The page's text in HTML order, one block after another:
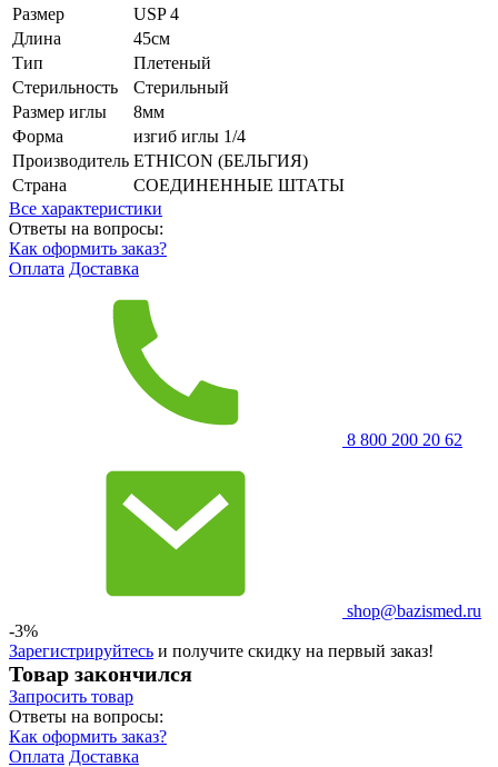
Размер
USP 4
Длина
45см
Тип
Плетеный
Стерильность
Стерильный
Размер иглы
8мм
Форма
изгиб иглы 1/4
Производитель ETHICON (БЕЛЬГИЯ)
Страна
СОЕДИНЕННЫЕ ШТАТЫ
Все характеристики
Ответы на вопросы:
Как оформить заказ?
Оплата Доставка
8 800 200 20 62
shop@bazismed.ru
-3%
Зарегистрируйтесь и получите скидку на первый заказ!
Товар закончился
Запросить товар
Ответы на вопросы:
Как оформить заказ?
Оплата Доставка